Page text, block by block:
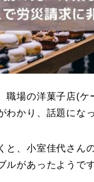
職場の洋菓子店(ケ
わかり、話題にな
と、小室佳代さん
ルがあったようです